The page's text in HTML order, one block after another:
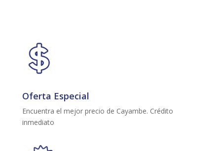
Oferta Especial
Encuentra el mejor precio de Cayambe. Crédito
inmediato